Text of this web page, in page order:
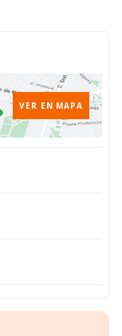
VER EN MAPA